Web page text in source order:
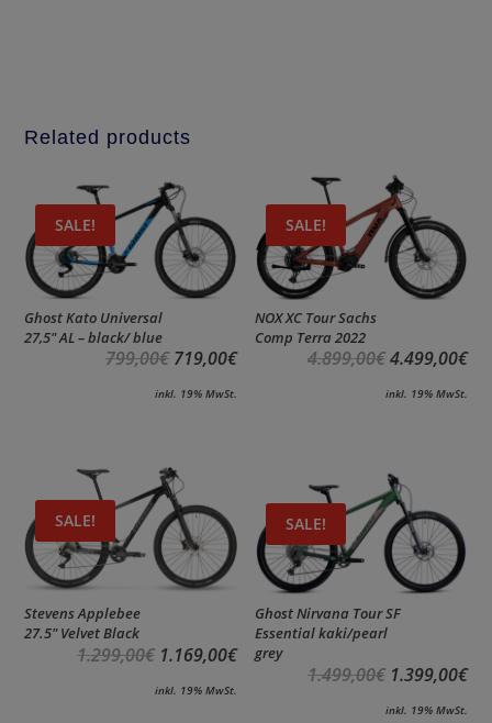
Related products
SALE!
Ghost Kato Universal
27,5″ AL – black/ blue
799,00€ 719,00€
inkl. 19% MwSt.
SALE!
NOX XC Tour Sachs
Comp Terra 2022
4.899,00€ 4.499,00€
inkl. 19% MwSt.
SALE!
Stevens Applebee
27.5″ Velvet Black
1.299,00€ 1.169,00€
inkl. 19% MwSt.
SALE!
Ghost Nirvana Tour SF
Essential kaki/pearl
grey
1.499,00€ 1.399,00€
inkl. 19% MwSt.